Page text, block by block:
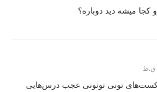
میشه دید دوباره؟
تونی توتونی عجب درس‌هایی